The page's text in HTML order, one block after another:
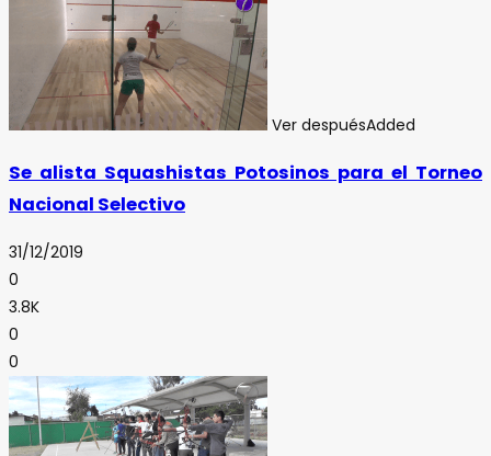
Ver despuésAdded
Se alista Squashistas Potosinos para el Torneo
Nacional Selectivo
31/12/2019
0
3.8K
0
0